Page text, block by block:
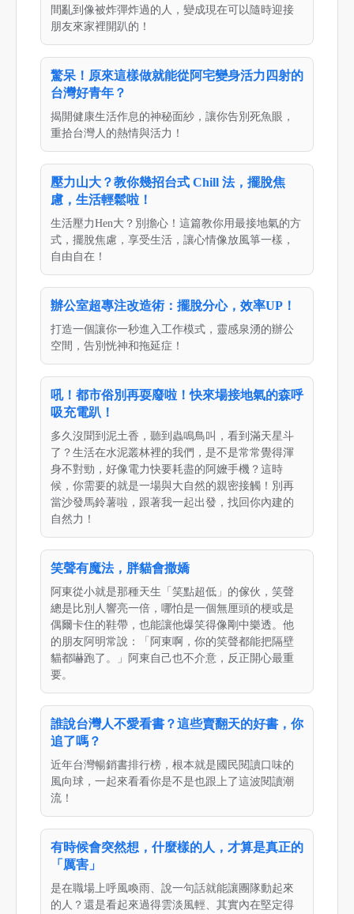
間亂到像被炸彈炸過的人，變成現在可以隨時迎接
朋友來家裡開趴的！
驚呆！原來這樣做就能從阿宅變身活力四射的
台灣好青年？
揭開健康生活作息的神秘面紗，讓你告別死魚眼，
重拾台灣人的熱情與活力！
壓力山大？教你幾招台式 Chill 法，擺脫焦
慮，生活輕鬆啦！
生活壓力Hen大？別擔心！這篇教你用最接地氣的方
式，擺脫焦慮，享受生活，讓心情像放風箏一樣，
自由自在！
辦公室超專注改造術：擺脫分心，效率UP！
打造一個讓你一秒進入工作模式，靈感泉湧的辦公
空間，告別恍神和拖延症！
吼！都市俗別再耍廢啦！快來場接地氣的森呼
吸充電趴！
多久沒聞到泥土香，聽到蟲鳴鳥叫，看到滿天星斗
了？生活在水泥叢林裡的我們，是不是常常覺得渾
身不對勁，好像電力快要耗盡的阿嬤手機？這時
候，你需要的就是一場與大自然的親密接觸！別再
當沙發馬鈴薯啦，跟著我一起出發，找回你內建的
自然力！
笑聲有魔法，胖貓會撒嬌
阿東從小就是那種天生「笑點超低」的傢伙，笑聲
總是比別人響亮一倍，哪怕是一個無厘頭的梗或是
偶爾卡住的鞋帶，也能讓他爆笑得像剛中樂透。他
的朋友阿明常說：「阿東啊，你的笑聲都能把隔壁
貓都嚇跑了。」阿東自己也不介意，反正開心最重
要。
誰說台灣人不愛看書？這些賣翻天的好書，你
追了嗎？
近年台灣暢銷書排行榜，根本就是國民閱讀口味的
風向球，一起來看看你是不是也跟上了這波閱讀潮
流！
有時候會突然想，什麼樣的人，才算是真正的
「厲害」
是在職場上呼風喚雨、說一句話就能讓團隊動起來
的人？還是看起來過得雲淡風輕、其實內在堅定得